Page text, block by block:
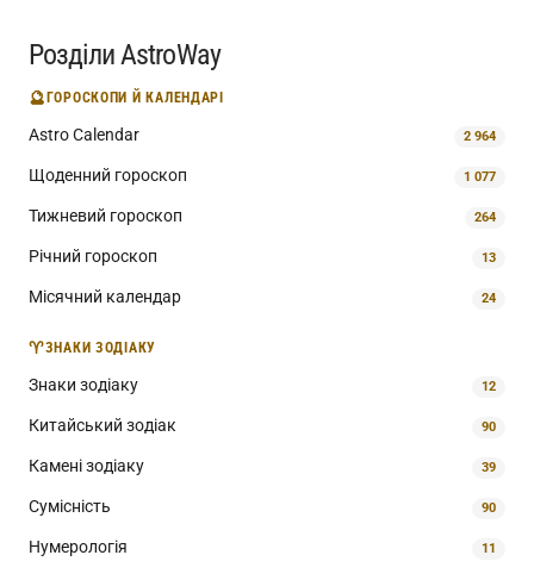
Розділи AstroWay
🔮ГОРОСКОПИ Й КАЛЕНДАРІ
Astro Calendar 2 964
Щоденний гороскоп 1 077
Тижневий гороскоп 264
Річний гороскоп 13
Місячний календар 24
♈ЗНАКИ ЗОДІАКУ
Знаки зодіаку 12
Китайський зодіак 90
Камені зодіаку 39
Сумісність 90
Нумерологія 11